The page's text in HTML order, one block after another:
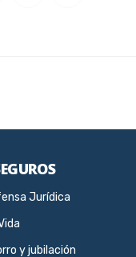
Jurídica
y jubilación